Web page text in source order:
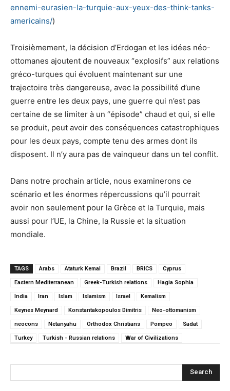
ennemi-eurasien-la-turquie-aux-yeux-des-think-tanks-
americains/)
Troisièmement, la décision d’Erdogan et les idées néo-
ottomanes ajoutent de nouveaux “explosifs” aux relations
gréco-turques qui évoluent maintenant sur une
trajectoire très dangereuse, avec la possibilité d’une
guerre entre les deux pays, une guerre qui n’est pas
certaine de se limiter à un “épisode” chaud et qui, si elle
se produit, peut avoir des conséquences catastrophiques
pour les deux pays, compte tenu des armes dont ils
disposent. Il n’y aura pas de vainqueur dans un tel conflit.
Dans notre prochain article, nous examinerons ce
scénario et les énormes répercussions qu’il pourrait
avoir non seulement pour la Grèce et la Turquie, mais
aussi pour l’UE, la Chine, la Russie et la situation
mondiale.
TAGS Arabs Ataturk Kemal Brazil BRICS Cyprus
Eastern Mediterranean Greek-Turkish relations Hagia Sophia
India Iran Islam Islamism Israel Kemalism
Keynes Meynard Konstantakopoulos Dimitris Neo-ottomanism
neocons Netanyahu Orthodox Christians Pompeo Sadat
Turkey Turkish - Russian relations War of Civilizations
Search